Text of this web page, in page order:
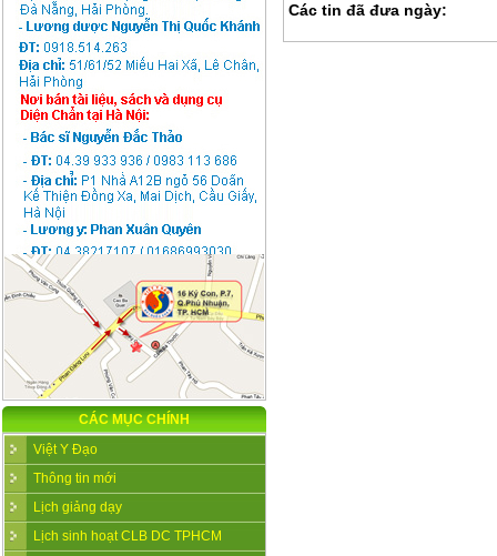
CÁC MỤC CHÍNH
Việt Y Đạo
Thông tin mới
Lịch giảng dạy
Lịch sinh hoạt CLB DC TPHCM
Các tin đã đưa ngày: